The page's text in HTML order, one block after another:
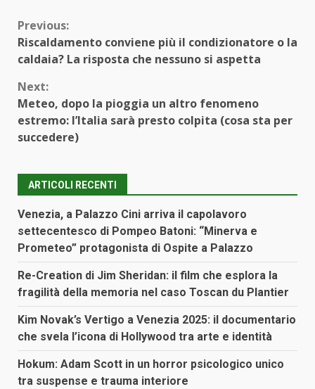
Continue
Reading
Previous:
Riscaldamento conviene più il condizionatore o la
caldaia? La risposta che nessuno si aspetta
Next:
Meteo, dopo la pioggia un altro fenomeno
estremo: l’Italia sarà presto colpita (cosa sta per
succedere)
ARTICOLI RECENTI
Venezia, a Palazzo Cini arriva il capolavoro
settecentesco di Pompeo Batoni: “Minerva e
Prometeo” protagonista di Ospite a Palazzo
Re-Creation di Jim Sheridan: il film che esplora la
fragilità della memoria nel caso Toscan du Plantier
Kim Novak’s Vertigo a Venezia 2025: il documentario
che svela l’icona di Hollywood tra arte e identità
Hokum: Adam Scott in un horror psicologico unico
tra suspense e trauma interiore